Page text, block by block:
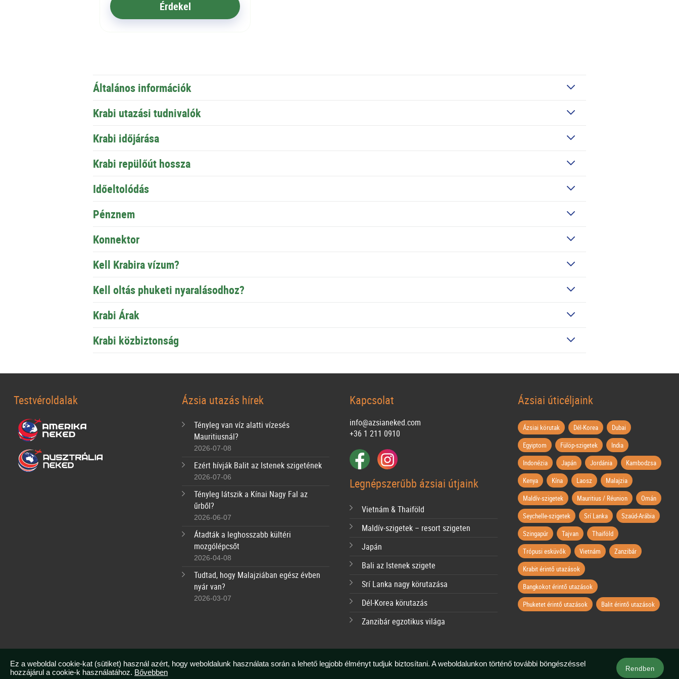
Érdekel
Általános információk
Krabi utazási tudnivalók
Krabi időjárása
Krabi repülőút hossza
Időeltolódás
Pénznem
Konnektor
Kell Krabira vízum?
Kell oltás phuketi nyaralásodhoz?
Krabi Árak
Krabi közbiztonság
Testvéroldalak Ázsia utazás hírek
Tényleg van víz alatti vízesés
Mauritiusnál?
2026-07-08
Ezért hívják Balit az Istenek szigetének
2026-07-06
Tényleg látszik a Kínai Nagy Fal az
űrből?
2026-06-07
Átadták a leghosszabb kültéri
mozgólépcsőt
2026-04-08
Tudtad, hogy Malajziában egész évben
nyár van?
2026-03-07
Kapcsolat
info@azsianeked.com
+36 1 211 0910
Legnépszerűbb ázsiai útjaink
Vietnám & Thaiföld
Maldív-szigetek – resort szigeten
Japán
Bali az Istenek szigete
Srí Lanka nagy körutazása
Dél-Korea körutazás
Zanzibár egzotikus világa
Ázsiai úticéljaink
Ázsiai körutak Dél-Korea
Dubai
Egyiptom
Fülöp-szigetek
India
Indonézia
Japán Jordánia
Kambodzsa
Kenya
Kína Laosz
Malajzia
Maldív-szigetek
Mauritius / Réunion
Omán
Seychelle-szigetek
Srí Lanka
Szaúd-Arábia
Szingapúr
Tajvan
Thaiföld
Trópusi esküvők
Vietnám
Zanzibár
Krabit érintő utazások
Bangkokot érintő utazások
Phuketet érintő utazások
Balit érintő utazások
Ez a weboldal cookie-kat (sütiket) használ azért, hogy weboldalunk használata során a lehető legjobb élményt tudjuk biztosítani. A weboldalunkon történő további böngészéssel
hozzájárul a cookie-k használatához. Bővebben Rendben